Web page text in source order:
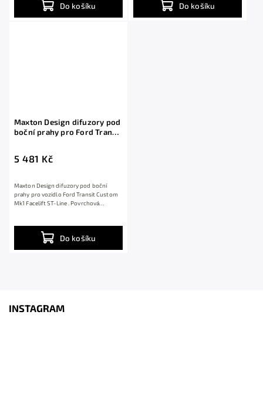
Do košíku Do košíku
Maxton Design difuzory pod
boční prahy pro Ford Transit
5 481 Kč
Do košíku
Maxton Design difuzory pod boční
prahy pro vozidlo Ford Transit Custom
Mk1 Facelift ST-Line . Povrchová
INSTAGRAM